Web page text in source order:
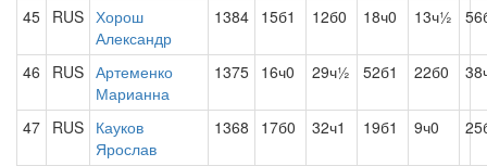
45 RUS Хорош
Александр
1384 15б1 12б0 18ч0 13ч½
46 RUS Артеменко
Марианна
1375 16ч0 29ч½ 52б1 22б0
47 RUS Кауков
Ярослав
1368 17б0 32ч1 19б1 9ч0